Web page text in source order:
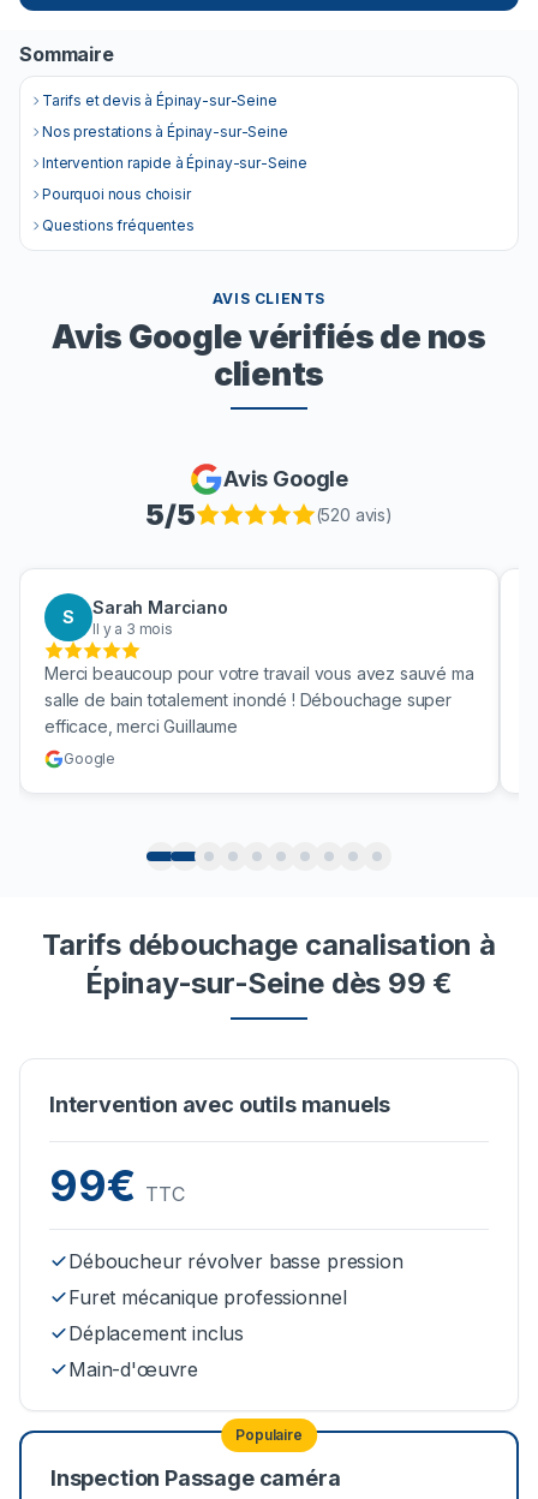
Sommaire
Tarifs et devis à Épinay-sur-Seine
Nos prestations à Épinay-sur-Seine
Intervention rapide à Épinay-sur-Seine
Pourquoi nous choisir
Questions fréquentes
AVIS CLIENTS
Avis Google vérifiés de nos
clients
Avis Google
5/5 (520 avis)
S Sarah Marciano
Il y a 3 mois
Merci beaucoup pour votre travail vous avez sauvé ma
salle de bain totalement inondé ! Débouchage super
efficace, merci Guillaume
Google
Tarifs débouchage canalisation à
Épinay-sur-Seine dès 99 €
Intervention avec outils manuels
99€ TTC
Déboucheur révolver basse pression
Furet mécanique professionnel
Déplacement inclus
Main-d'œuvre
Populaire
Inspection Passage caméra